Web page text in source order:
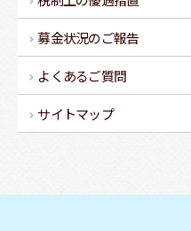
募金状況のご報告
よくあるご質問
サイトマップ